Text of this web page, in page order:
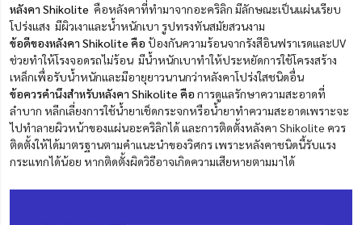
หลังคา Shikolite คือหลังคาที่ทำมาจากอะคริลิก มีลักษณะเป็นแผ่นเรียบ
โปร่งแสง มีผิวเงาและน้ำหนักเบา รูปทรงทันสมัยสวนงาม
ข้อดีของหลังคา Shikolite คือ ป้องกันความร้อนจากรังสีอินฟราเรดและUV
ช่วยทำให้โรงจอดรถไม่ร้อน มีน้ำหนักเบาทำให้ประหยัดการใช้โครงสร้าง
เหล็กเพื่อรับน้ำหนักและมีอายุยาวนานกว่าหลังคาโปร่งใสชนิดอื่น
ข้อควรคำนึงสำหรับหลังคา Shikolite คือ การดูแลรักษาความสะอาดที่
ลำบาก หลีกเลี่ยงการใช้น้ำยาเช็ดกระจกหรือน้ำยาทำความสะอาดเพราะจะ
ไปทำลายผิวหน้าของแผ่นอะคริลิกได้ และการติดตั้งหลังคา Shikolite ควร
ติดตั้งให้ได้มาตรฐานตามคำแนะนำของวิศกร เพราะหลังคาชนิดนี้รับแรง
กระแทกได้น้อย หากติดตั้งผิดวิธีอาจเกิดความเสียหายตามมาได้